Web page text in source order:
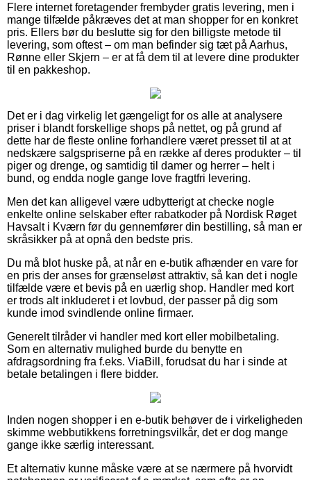
Flere internet foretagender frembyder gratis levering, men i
mange tilfælde påkræves det at man shopper for en konkret
pris. Ellers bør du beslutte sig for den billigste metode til
levering, som oftest – om man befinder sig tæt på Aarhus,
Rønne eller Skjern – er at få dem til at levere dine produkter
til en pakkeshop.
Det er i dag virkelig let gængeligt for os alle at analysere
priser i blandt forskellige shops på nettet, og på grund af
dette har de fleste online forhandlere været presset til at at
nedskære salgspriserne på en række af deres produkter – til
piger og drenge, og samtidig til damer og herrer – helt i
bund, og endda nogle gange love fragtfri levering.
Men det kan alligevel være udbytterigt at checke nogle
enkelte online selskaber efter rabatkoder på Nordisk Røget
Havsalt i Kværn før du gennemfører din bestilling, så man er
skråsikker på at opnå den bedste pris.
Du må blot huske på, at når en e-butik afhænder en vare for
en pris der anses for grænseløst attraktiv, så kan det i nogle
tilfælde være et bevis på en uærlig shop. Handler med kort
er trods alt inkluderet i et lovbud, der passer på dig som
kunde imod svindlende online firmaer.
Generelt tilråder vi handler med kort eller mobilbetaling.
Som en alternativ mulighed burde du benytte en
afdragsordning fra f.eks. ViaBill, forudsat du har i sinde at
betale betalingen i flere bidder.
Inden nogen shopper i en e-butik behøver de i virkeligheden
skimme webbutikkens forretningsvilkår, det er dog mange
gange ikke særlig interessant.
Et alternativ kunne måske være at se nærmere på hvorvidt